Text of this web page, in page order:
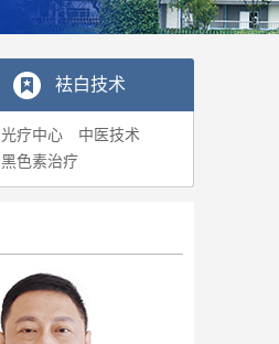
袪白技术
光疗中心
中医技术
黑色素治疗